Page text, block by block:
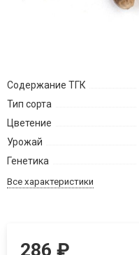
Содержание ТГК
Тип сорта
Цветение
Урожай
Генетика
Все характеристики
286₽